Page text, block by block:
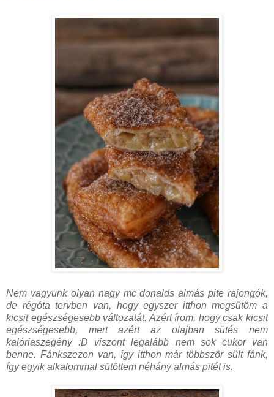
Nem vagyunk olyan nagy mc donalds almás pite rajongók,
de régóta tervben van, hogy egyszer itthon megsütöm a
kicsit egészségesebb változatát. Azért írom, hogy csak kicsit
egészségesebb, mert azért az olajban sütés nem
kalóriaszegény :D viszont legalább nem sok cukor van
benne. Fánkszezon van, így itthon már többször sült fánk,
így egyik alkalommal sütöttem néhány almás pitét is.